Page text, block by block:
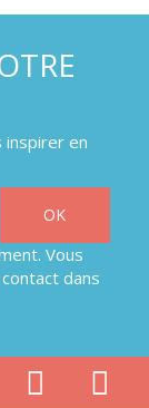
inspirer en
Vous
dans